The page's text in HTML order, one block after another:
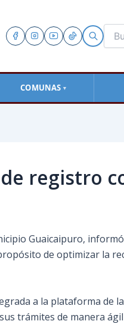
COMUNAS ▼
registro
Guaicaipuro,
de optimizar la
a la plataforma de
trámites de manera